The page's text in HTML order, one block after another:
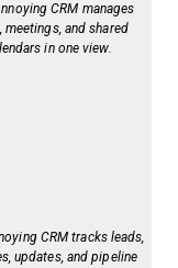
CRM manages
meetings, and shared
in one view.
CRM tracks leads,
updates, and pipeline